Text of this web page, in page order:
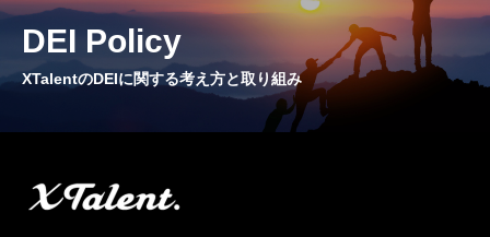
RECRUIT
採用情報
COMPANY
DEI Policy
XTalentのDEIに関する考え方と取り組み